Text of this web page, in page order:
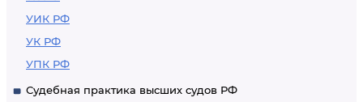
УИК РФ
УК РФ
УПК РФ
Судебная практика высших судов РФ